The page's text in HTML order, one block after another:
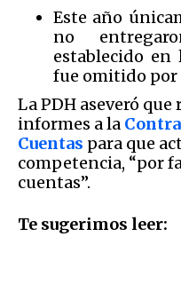
Este año
no
establecido en
fue omitido por
La PDH aseveró
informes a la
Cuentas para que
competencia, “por
cuentas”.
Te sugerimos leer: